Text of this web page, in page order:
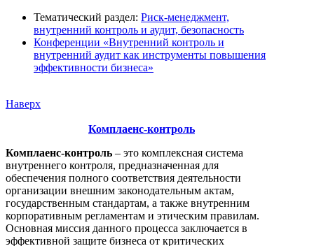
Тематический раздел: Риск-менеджмент,
внутренний контроль и аудит, безопасность
Конференции «Внутренний контроль и
внутренний аудит как инструменты повышения
эффективности бизнеса»
Наверх
Комплаенс-контроль
Комплаенс-контроль – это комплексная система
внутреннего контроля, предназначенная для
обеспечения полного соответствия деятельности
организации внешним законодательным актам,
государственным стандартам, а также внутренним
корпоративным регламентам и этическим правилам.
Основная миссия данного процесса заключается в
эффективной защите бизнеса от критических